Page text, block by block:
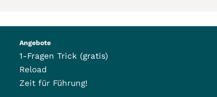
Angebote
1-Fragen Trick (gratis)
Reload
Zeit für Führung!